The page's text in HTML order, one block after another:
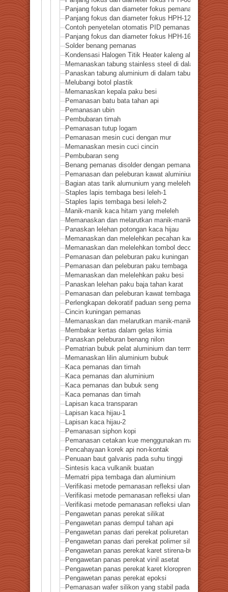
Panjang fokus dan diameter fokus pemanas titik
Panjang fokus dan diameter fokus HPH-120-f45
Contoh penyetelan otomatis PID pemanas titik halogen
Panjang fokus dan diameter fokus HPH-160W-f40
Solder benang pemanas
Kondensasi Halogen Titik Heater kaleng aluminium
Memanaskan tabung stainless steel di dalam tabung
Panaskan tabung aluminium di dalam tabung kaca
Melubangi botol plastik
Memanaskan kepala paku besi
Pemanasan batu bata tahan api
Pemanasan ubin
Pembubaran timah
Pemanasan tutup logam
Pemanasan mesin cuci dengan mur
Memanaskan mesin cuci cincin
Pembubaran seng
Benang pemanas disolder dengan pemanas titik
Pemanasan dan peleburan kawat aluminium
Bagian atas tarik alumunium yang meleleh
Staples lapis tembaga besi leleh-1
Staples lapis tembaga besi leleh-2
Manik-manik kaca hitam yang meleleh
Memanaskan dan melarutkan manik-manik polistiren
Panaskan lelehan potongan kaca hijau
Memanaskan dan melelehkan pecahan kaca berwarna
Memanaskan dan melelehkan tombol deco perak
Pemanasan dan peleburan paku kuningan
Pemanasan dan peleburan paku tembaga
Memanaskan dan melelehkan paku besi
Panaskan lelehan paku baja tahan karat
Pemanasan dan peleburan kawat tembaga
Perlengkapan dekoratif paduan seng pemanas
Cincin kuningan pemanas
Memanaskan dan melarutkan manik-manik akrilik
Membakar kertas dalam gelas kimia
Panaskan peleburan benang nilon
Pematrian bubuk pelat aluminium dan termokopel
Memanaskan lilin aluminium bubuk
Kaca pemanas dan timah
Kaca pemanas dan aluminium
Kaca pemanas dan bubuk seng
Kaca pemanas dan timah
Lapisan kaca transparan
Lapisan kaca hijau-1
Lapisan kaca hijau-2
Pemanasan siphon kopi
Pemanasan cetakan kue menggunakan masker lancip
Pencahayaan korek api non-kontak
Penuaan baut galvanis pada suhu tinggi
Sintesis kaca vulkanik buatan
Mematri pipa tembaga dan aluminium
Verifikasi metode pemanasan refleksi ulang-
Verifikasi metode pemanasan refleksi ulang-
Verifikasi metode pemanasan refleksi ulang-
Pengawetan panas perekat silikat
Pengawetan panas dempul tahan api
Pengawetan panas dari perekat poliuretan khusus
Pengawetan panas dari perekat polimer silikon
Pengawetan panas perekat karet stirena-butadiena
Pengawetan panas perekat vinil asetat
Pengawetan panas perekat karet kloroprena
Pengawetan panas perekat epoksi
Pemanasan wafer silikon yang stabil pada suhu tinggi